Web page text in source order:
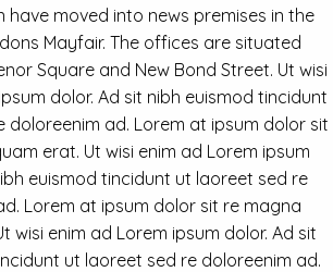
have moved into news premises in the
Mayfair. The offices are situated
Square and New Bond Street. Ut wisi
dolor. Ad sit nibh euismod tincidunt
doloreenim ad. Lorem at ipsum dolor sit
erat. Ut wisi enim ad Lorem ipsum
euismod tincidunt ut laoreet sed re
Lorem at ipsum dolor sit re magna
wisi enim ad Lorem ipsum dolor. Ad sit
ut laoreet sed re doloreenim ad.